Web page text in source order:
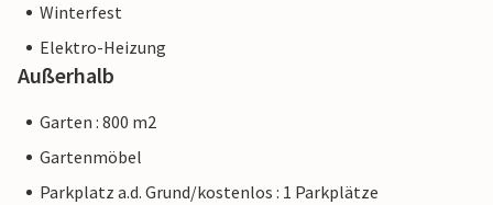
Winterfest
Elektro-Heizung
Außerhalb
Garten : 800 m2
Gartenmöbel
Parkplatz a.d. Grund/kostenlos : 1 Parkplätze